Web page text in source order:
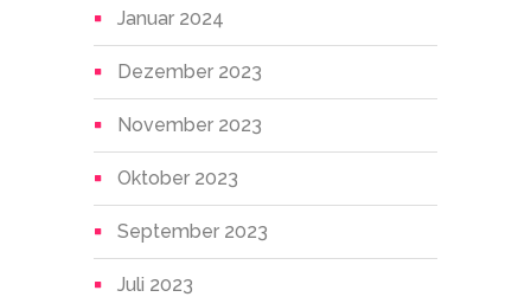
Januar 2024
Dezember 2023
November 2023
Oktober 2023
September 2023
Juli 2023